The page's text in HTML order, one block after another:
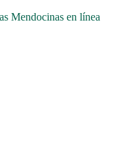
Mendocinas en línea